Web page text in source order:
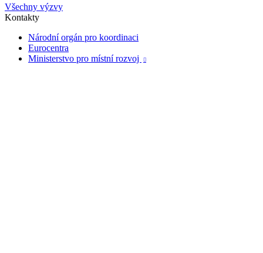
Všechny výzvy
Kontakty
Národní orgán pro koordinaci
Eurocentra
Ministerstvo pro místní rozvoj
